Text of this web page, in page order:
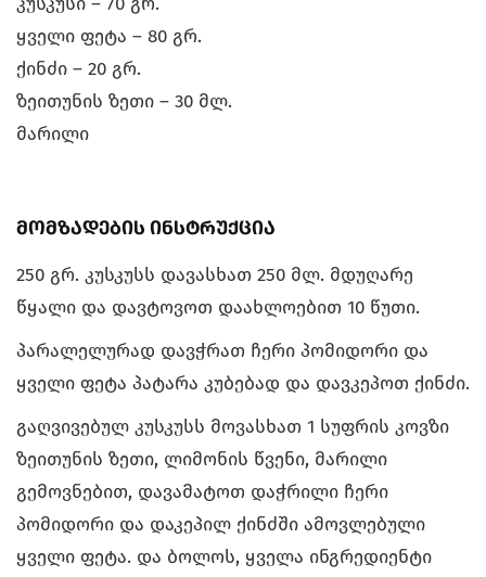
ყველი ფეტა – 80 გრ.
ქინძი – 20 გრ.
ზეითუნის ზეთი – 30 მლ.
მარილი
მომზადების ინსტრუქცია
250 გრ. კუსკუსს დავასხათ 250 მლ. მდუღარე
წყალი და დავტოვოთ დაახლოებით 10 წუთი.
პარალელურად დავჭრათ ჩერი პომიდორი და
ყველი ფეტა პატარა კუბებად და დავკეპოთ ქინძი.
გაღვივებულ კუსკუსს მოვასხათ 1 სუფრის კოვზი
ზეითუნის ზეთი, ლიმონის წვენი, მარილი
გემოვნებით, დავამატოთ დაჭრილი ჩერი
პომიდორი და დაკეპილ ქინძში ამოვლებული
ყველი ფეტა. და ბოლოს, ყველა ინგრედიენტი